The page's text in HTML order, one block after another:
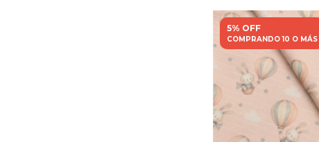
5% OFF
COMPRANDO 10 O MÁS